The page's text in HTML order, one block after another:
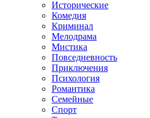
Исторические
Комедия
Криминал
Мелодрама
Мистика
Повседневность
Приключения
Психология
Романтика
Семейные
Спорт